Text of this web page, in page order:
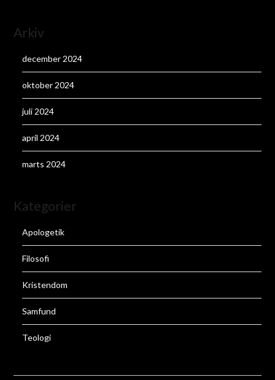
Arkiv
december 2024
oktober 2024
juli 2024
april 2024
marts 2024
Kategorier
Apologetik
Filosofi
Kristendom
Samfund
Teologi